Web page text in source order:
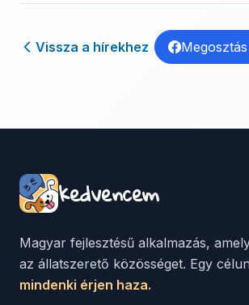
Vissza a hírekhez
kedvencem
Magyar fejlesztésű alkalmazás,
az állatszerető közösséget. Egy
mindenki érjen haza.